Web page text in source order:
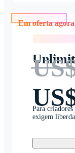
Para
exigem